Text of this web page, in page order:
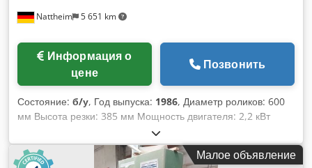
Nattheim 5 651 km
цене
Позвонить
Состояние: б/у, Год выпуска: 1986, Диаметр роликов: 600
мм Высота резки: 385 мм Мощность двигателя: 2,2 кВт
Стол наклоняемый Размер стола: 540 x 600 мм Общая
высота: 2100 мм Вес: около 260 кг Местоположение склада:
Натайм Dcedpew D Aybefx Alnsk
Малое объявление